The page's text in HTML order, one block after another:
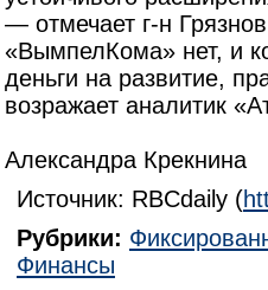
— отмечает г-н
«ВымпелКома» нет, и
деньги на развитие,
возражает аналитик
Александра Крекнина
Источник: RBCdaily (
Рубрики:
Финансы